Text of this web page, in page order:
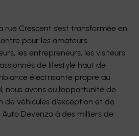
rue Crescent s’est transformée en
pour les amateurs
les entrepreneurs, les visiteurs
de lifestyle haut de
électrisante propre au
nous avons eu l’opportunité de
de véhicules d’exception et de
Auto Devenzo à des milliers de